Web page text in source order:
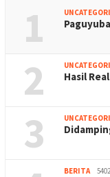
1
2 Hasil
3
BERITA